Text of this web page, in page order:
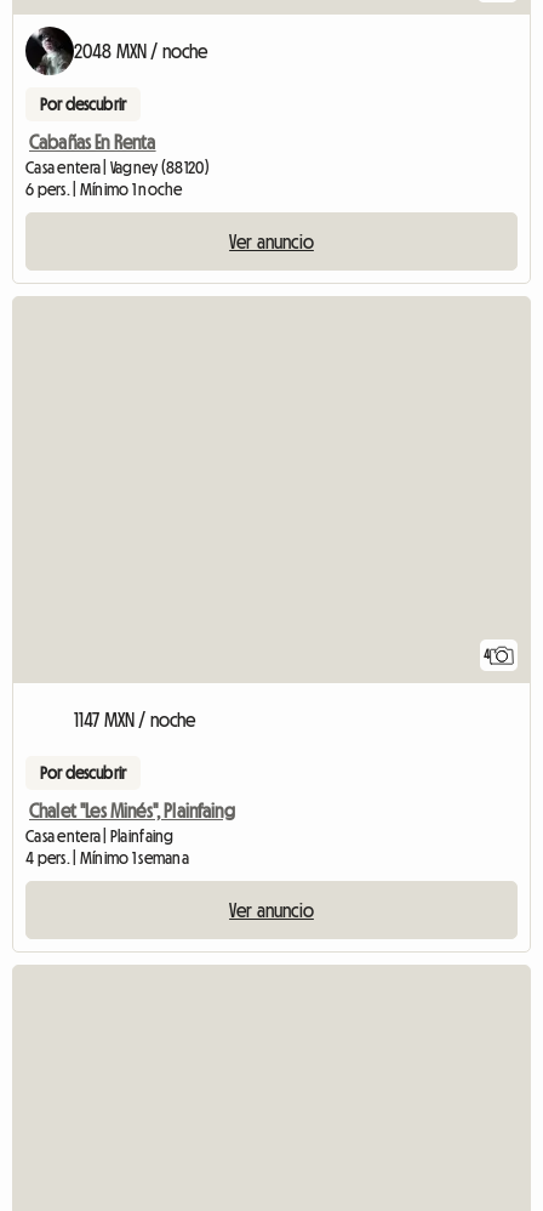
2048 MXN / noche
Por descubrir
Cabañas En Renta
Casa entera | Vagney (88120)
6 pers. | Mínimo 1 noche
Ver anuncio
4
1147 MXN / noche
Por descubrir
Chalet "Les Minés", Plainfaing
Casa entera | Plainfaing
4 pers. | Mínimo 1 semana
Ver anuncio